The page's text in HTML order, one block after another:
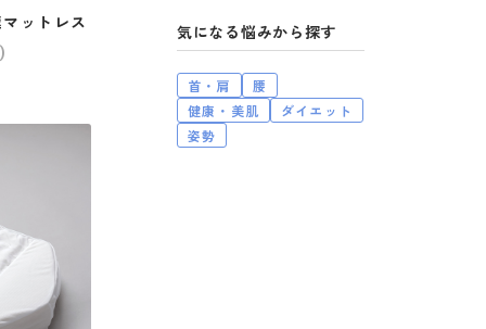
気になる悩み
首・肩
腰
健康・美肌
ダイエット
姿勢
ットレス
)